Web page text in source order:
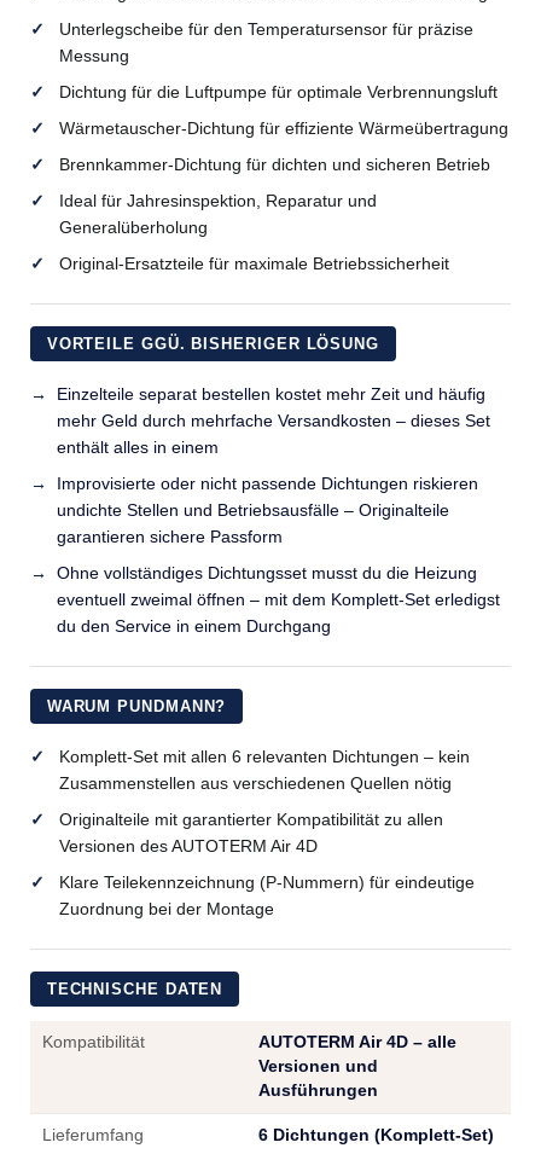
Unterlegscheibe für den Temperatursensor für präzise
Messung
Dichtung für die Luftpumpe für optimale Verbrennungsluft
Wärmetauscher-Dichtung für effiziente Wärmeübertragung
Brennkammer-Dichtung für dichten und sicheren Betrieb
Ideal für Jahresinspektion, Reparatur und
Generalüberholung
Original-Ersatzteile für maximale Betriebssicherheit
VORTEILE GGÜ. BISHERIGER LÖSUNG
Einzelteile separat bestellen kostet mehr Zeit und häufig
mehr Geld durch mehrfache Versandkosten – dieses Set
enthält alles in einem
Improvisierte oder nicht passende Dichtungen riskieren
undichte Stellen und Betriebsausfälle – Originalteile
garantieren sichere Passform
Ohne vollständiges Dichtungsset musst du die Heizung
eventuell zweimal öffnen – mit dem Komplett-Set erledigst
du den Service in einem Durchgang
WARUM PUNDMANN?
Komplett-Set mit allen 6 relevanten Dichtungen – kein
Zusammenstellen aus verschiedenen Quellen nötig
Originalteile mit garantierter Kompatibilität zu allen
Versionen des AUTOTERM Air 4D
Klare Teilekennzeichnung (P-Nummern) für eindeutige
Zuordnung bei der Montage
TECHNISCHE DATEN
Kompatibilität
AUTOTERM Air 4D – alle
Versionen und
Ausführungen
Lieferumfang 6 Dichtungen (Komplett-Set)